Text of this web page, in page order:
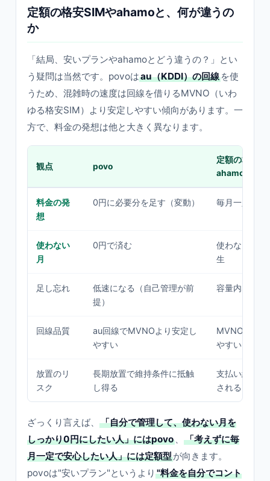
定額の格安SIMやahamoと、何が違うの
か
「結局、安いプランやahamoとどう違うの？」とい
う疑問は当然です。povoはau（KDDI）の回線 を使
うため、混雑時の速度は回線を借りるMVNO（いわ
ゆる格安SIM）より安定しやすい傾向があります。一
方で、料金の発想は他と大きく異なります。
観点 povo
定額の格安
ahamo型
料金の発
想
0円に必要分を足す（変動） 毎月一定容量
使わない
月
0円で済む
使わなくても
生
足し忘れ
低速になる（自己管理が前
提）
容量内なら自
回線品質
au回線でMVNOより安定し
やすい
MVNOは混
やすい
放置のリ
スク
長期放置で維持条件に抵触
し得る
支払い続ける
される
ざっくり言えば、
「自分で管理して、使わない月を
しっかり0円にしたい人」にはpovo 、
「考えずに毎
月一定で安心したい人」には定額型が向きます。
povoは"安いプラン"というより "料金を自分でコント